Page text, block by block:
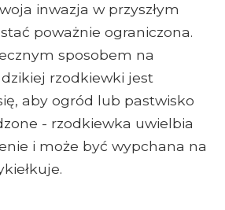
inwazja w przyszłym
poważnie ograniczona.
sposobem na
rzodkiewki jest
aby ogród lub pastwisko
- rzodkiewka uwielbia
i może być wypchana na